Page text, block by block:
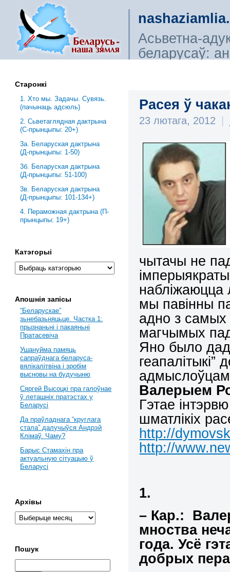
Асьветна-
беларусаў:
Расея ў
23 лютага, 2012 |
чытачы не
набліжаюцца
мы павінны
адно з
магчымых
Яно было
геапалітыкі”
адмыслоўцам
Валерыем
Гэтае
шматлікіх
http://
http://
1.
– Кар.:
мноства
года. Усё
добрых
Старонкі
1. Хто мы. Задачы. Сувязь.
(пачынаць адсюль)
2. Сьветаглядная дактрына
(С-прынцыпы: 20+)
3a. Беларуская дактрына
(Д-прынцыпы: 1-50)
3б. Беларуская дактрына
(Д-прынцыпы: 51-100)
3в. Беларуская дактрына
(Д-прынцыпы: 101-134+)
4. Пераможная дактрына (П-
прынцыпы: 19+)
Катэгорыі
Апошнія запісы
“Беларускае”
зьнебазьняцьце. Частка 1:
прызнаньні і пакаяньні
Пратасевіча
Ушануйма памяць
сапраўднага беларуса-
вялікалітвіна і зробім
высновы на будучыню
Сяргей Высоцкі пра галоўнае
ў леташніх пратэстах у
Беларусі
Да праўладнага “круглага
стала” далучыўся Андрэй
Клімаў. Чаму?
Барыс Стамахін пра
актуальную сітуацыю ў
Беларусі
Архівы
Пошук